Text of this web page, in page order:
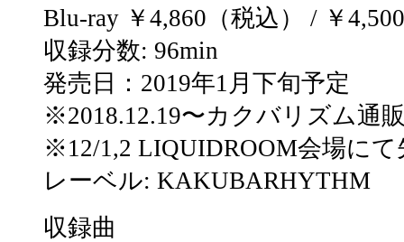
Blu-ray ￥4,860（税込） / ￥
収録分数: 96min
発売日：2019年1月下旬予定
※2018.12.19〜カクバリズム通
※12/1,2 LIQUIDROOM会場にて
レーベル: KAKUBARHYTHM
収録曲